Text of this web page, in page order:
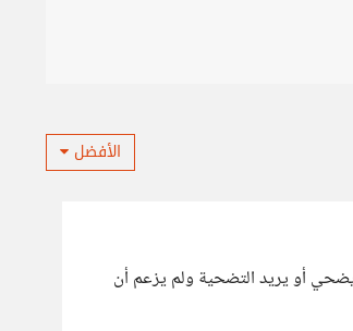
الأفضل
أو يريد التضحية ولم يزعم أن